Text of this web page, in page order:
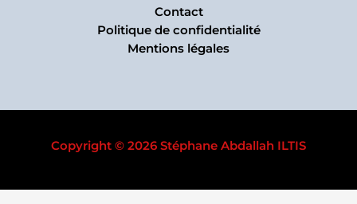
Contact
Politique de confidentialité
Mentions légales
Copyright © 2026 Stéphane Abdallah ILTIS